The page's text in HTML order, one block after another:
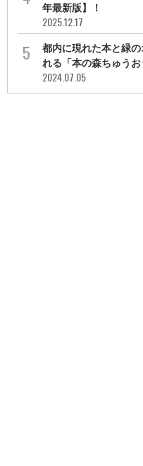
年最新版】！
2025.12.17
都内に現れた本と緑
れる「本の森ちゅう
2024.07.05